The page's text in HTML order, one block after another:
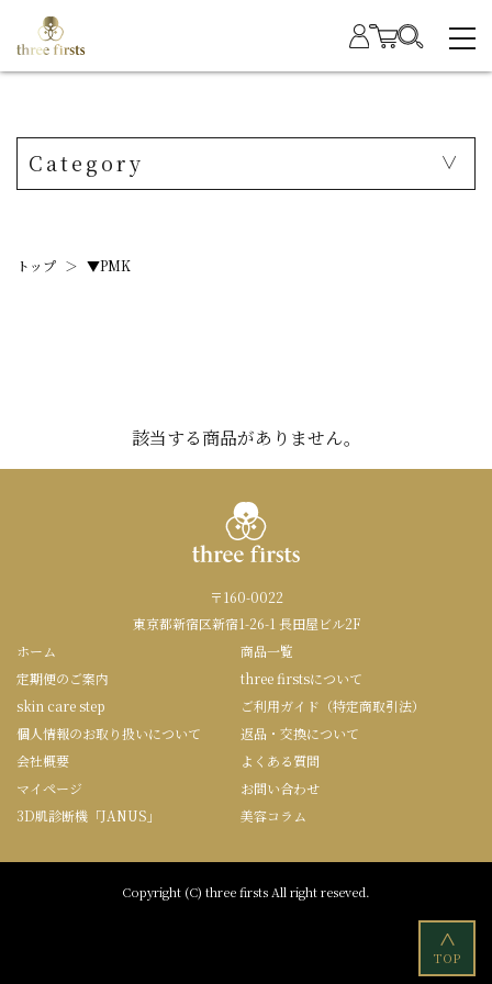
Category
トップ ＞ ▼PMK
該当する商品がありません。
〒160-0022
東京都新宿区新宿1-26-1 長田屋ビル2F
ホーム
商品一覧
定期便のご案内
three firstsについて
skin care step
ご利用ガイド（特定商取引法）
個人情報のお取り扱いについて
返品・交換について
会社概要
よくある質問
マイページ
お問い合わせ
3D肌診断機「JANUS」
美容コラム
Copyright (C) three firsts All right reseved.
<
TOP